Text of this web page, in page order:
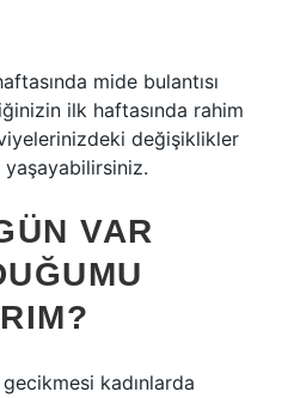
mide bulantısı
ilk haftasında rahim
değişiklikler
yaşayabilirsiniz.
VAR
kadınlarda